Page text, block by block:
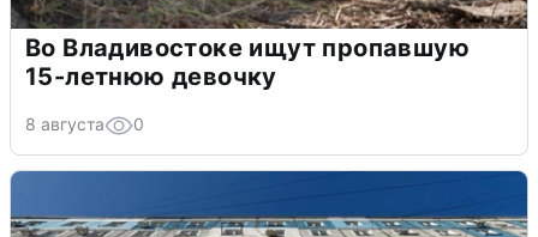
Во Владивостоке ищут пропавшую
15-летнюю девочку
8 августа 0